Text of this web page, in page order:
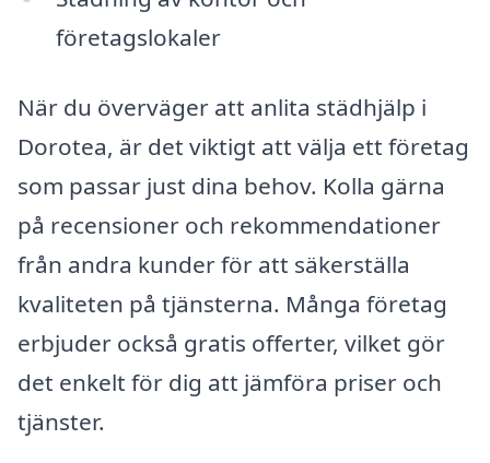
företagslokaler
När du överväger att anlita städhjälp i
Dorotea, är det viktigt att välja ett företag
som passar just dina behov. Kolla gärna
på recensioner och rekommendationer
från andra kunder för att säkerställa
kvaliteten på tjänsterna. Många företag
erbjuder också gratis offerter, vilket gör
det enkelt för dig att jämföra priser och
tjänster.